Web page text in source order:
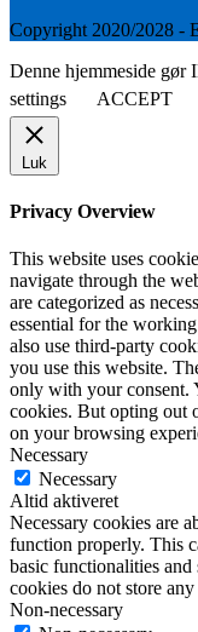
Copyright 2020/2028 -
Denne hjemmeside gør
settings
ACCEPT
Luk
Privacy Overview
This website uses
navigate through the
are categorized as
essential for the
also use third-party
you use this website.
only with your consent.
cookies. But opting out
on your browsing
Necessary
Necessary
Altid aktiveret
Necessary cookies are
function properly. This
basic functionalities and
cookies do not store
Non-necessary